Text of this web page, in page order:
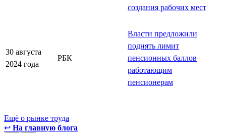
создания рабочих мест
30 августа
2024 года
РБК
Власти предложили
поднять лимит
пенсионных баллов
работающим
пенсионерам
Ещё о рынке труда
↩ На главную блога